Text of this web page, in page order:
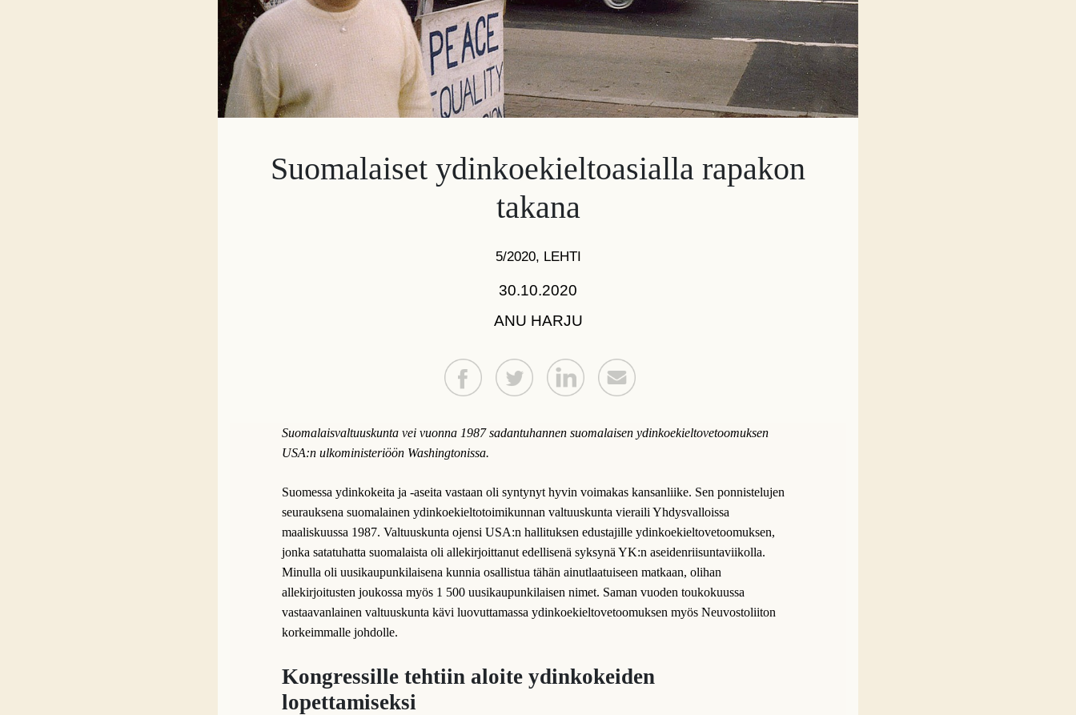
Suomalaiset ydinkoekielto­asialla rapakon
takana
5/2020, LEHTI
30.10.2020
ANU HARJU
Suomalaisvaltuuskunta vei vuonna 1987 sadantuhannen suomalaisen ydinkoekieltovetoomuksen
USA:n ulkoministeriöön Washingtonissa.
Suomessa ydinkokeita ja -aseita vastaan oli syntynyt hyvin voimakas kansanliike. Sen ponnistelujen
seurauksena suomalainen ydinkoekieltotoimikunnan valtuuskunta vieraili Yhdysvalloissa
maaliskuussa 1987. Valtuuskunta ojensi USA:n hallituksen edustajille ydinkoekieltovetoomuksen,
jonka satatuhatta suomalaista oli allekirjoittanut edellisenä syksynä YK:n aseidenriisuntaviikolla.
Minulla oli uusikaupunkilaisena kunnia osallistua tähän ainutlaatuiseen matkaan, olihan
allekirjoitusten joukossa myös 1 500 uusikaupunkilaisen nimet. Saman vuoden toukokuussa
vastaavanlainen valtuuskunta kävi luovuttamassa ydinkoekieltovetoomuksen myös Neuvostoliiton
korkeimmalle johdolle.
Kongressille tehtiin aloite ydinkokeiden
lopettamiseksi